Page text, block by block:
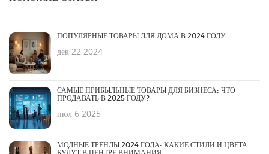
ПОПУЛЯРНЫЕ ТОВАРЫ ДЛЯ ДОМА В 2024 ГОДУ
дек 22 2024
САМЫЕ ПРИБЫЛЬНЫЕ ТОВАРЫ ДЛЯ БИЗНЕСА: ЧТО
ПРОДАВАТЬ В 2025 ГОДУ?
июл 6 2025
МОДНЫЕ ТРЕНДЫ 2024 ГОДА: КАКИЕ СТИЛИ И ЦВЕТА